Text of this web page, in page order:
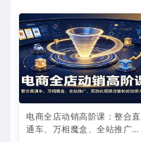
电商全店动销高阶课：整合直
通车、万相魔盒、全站推广，